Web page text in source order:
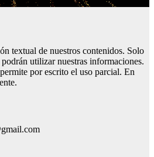
textual de nuestros contenidos. Solo
utilizar nuestras informaciones.
por escrito el uso parcial. En